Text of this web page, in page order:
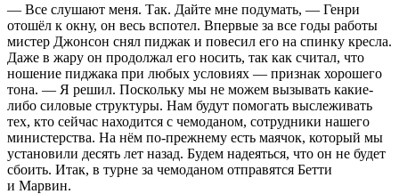
— Все слушают меня. Так. Дайте мне подумать, — Генри
отошёл к окну, он весь вспотел. Впервые за все годы работы
мистер Джонсон снял пиджак и повесил его на спинку кресла.
Даже в жару он продолжал его носить, так как считал, что
ношение пиджака при любых условиях — признак хорошего
тона. — Я решил. Поскольку мы не можем вызывать какие-
либо силовые структуры. Нам будут помогать выслеживать
тех, кто сейчас находится с чемоданом, сотрудники нашего
министерства. На нём по-прежнему есть маячок, который мы
установили десять лет назад. Будем надеяться, что он не будет
сбоить. Итак, в турне за чемоданом отправятся Бетти
и Марвин.